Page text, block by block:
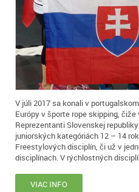
V júli 2017 sa konali v
Európy v športe rope skipping,
Reprezentanti Slovenskej
juniorských kategóriách 12 – 14
Freestylových disciplín, či už v
disciplínach. V rýchlostných
VIAC INFO